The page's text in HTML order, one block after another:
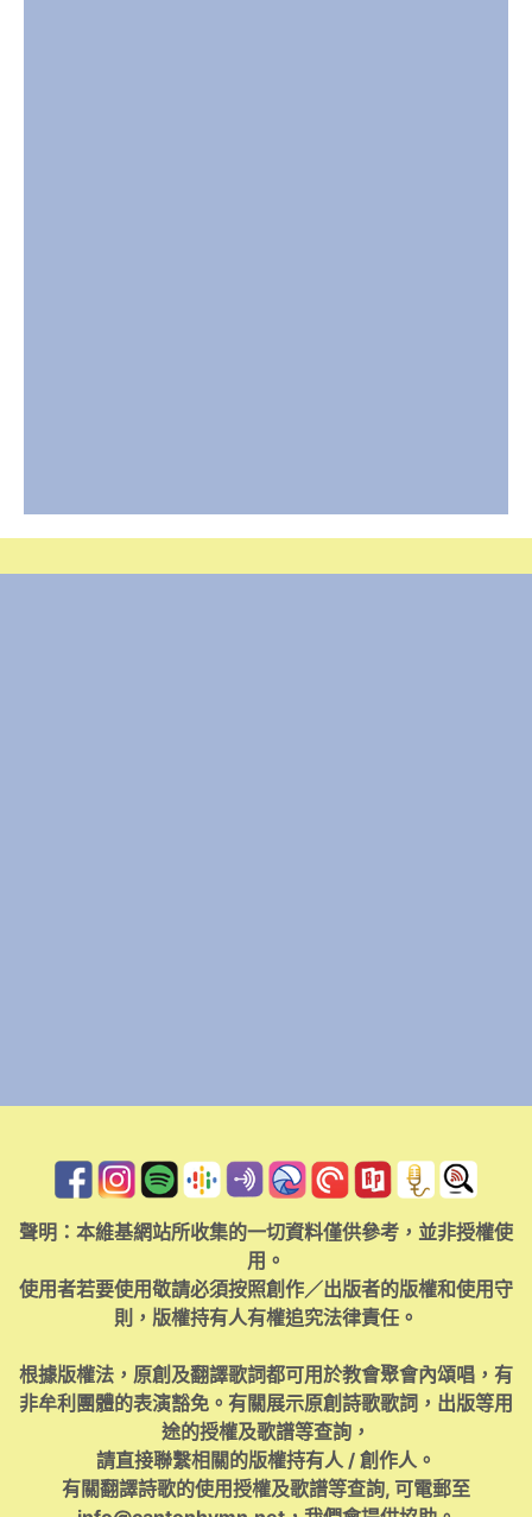
聲明：本維基網站所收集的一切資料僅供參考，並非授權使
用。
使用者若要使用敬請必須按照創作／出版者的版權和使用守
則，版權持有人有權追究法律責任。
根據版權法，原創及翻譯歌詞都可用於教會聚會內頌唱，有
非牟利團體的表演豁免。有關展示原創詩歌歌詞，出版等用
途的授權及歌譜等查詢，
請直接聯繫相關的版權持有人 / 創作人。
有關翻譯詩歌的使用授權及歌譜等查詢, 可電郵至